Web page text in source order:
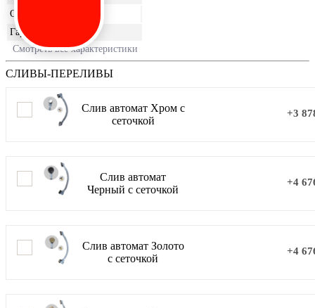
Объём, л
Гарантия
10 лет
Смотреть все характеристики
СЛИВЫ-ПЕРЕЛИВЫ
Слив автомат Хром с
сеточкой
+3
Слив автомат
Черный с сеточкой
+4
Слив автомат Золото
с сеточкой
+4